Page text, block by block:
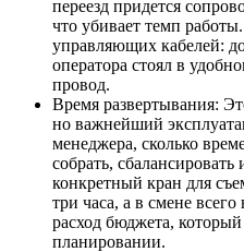
переезд придется
что убивает темп
управляющих кабелей:
оператора стоял в
провод.
Время развертывания:
но важнейший
менеджера, сколько
собрать, сбалансировать
конкретный кран для
три часа, а в смене
расход бюджета, который
планировании.